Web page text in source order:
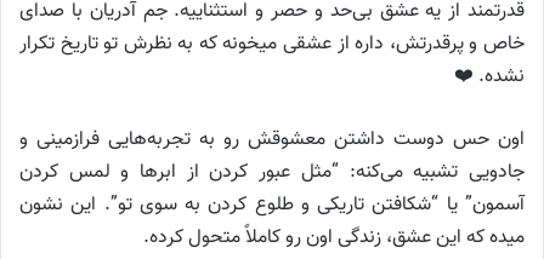
قدرتمند از یه عشق بی‌حد و حصر و استثناییه. جم آدریان با صدای
خاص و پرقدرتش، داره از عشقی میخونه که به نظرش تو تاریخ تکرار
نشده. ❤️
اون حس دوست داشتن معشوقش رو به تجربه‌هایی فرازمینی و
جادویی تشبیه می‌کنه: “مثل عبور کردن از ابرها و لمس کردن
آسمون” یا “شکافتن تاریکی و طلوع کردن به سوی تو”. این نشون
میده که این عشق، زندگی اون رو کاملاً متحول کرده.